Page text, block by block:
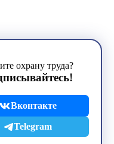
охрану труда?
Вконтакте
Telegram